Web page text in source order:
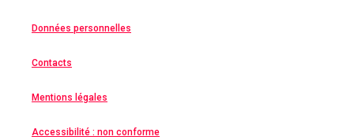
Données personnelles
Contacts
Mentions légales
Accessibilité : non conforme